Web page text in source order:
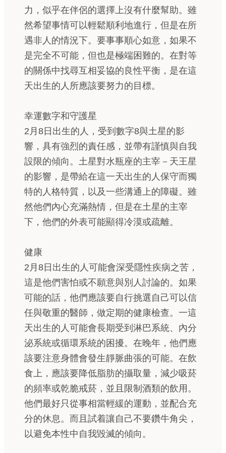
力，似乎在伴侶的選擇上沒有什麼幫助。雖
然希望事情可以輕鬆順利地進行，但是在所
遇非人的情況下。要事事順心如意，如果不
是完全不可能，但也是極端困難的。在對等
的關係中找尋互相妥協的良性平衡，是在這
天出生的人所應該要努力的目標。
幸運數字和守護星
2月8日出生的人，受到數字8與土星的影
響，具有強烈的責任感，並帶有謹慎與自我
設限的傾向。土星對水瓶座的主宰－天王星
的影響，是帶給在這一天出生的人保守而獨
特的人格特質，以及一些溝通上的障礙。雖
然他們內心充滿熱情，但是在土星的主宰
下，他們的外表可能顯得冷漠或疏離。
健康
2月8日出生的人可能會深受隱性疾病之苦，
這是他們害怕或不願意與別人討論的。如果
可能的話，他們應該要自行挑選自己可以信
任與敬重的醫師，做定期的健康檢查。一這
天出生的人可能會長期受到淋巴系統、內分
泌系統或循環系統的困擾。在晚年，他們應
該要注意身體會發生靜脈曲張的可能。在飲
食上，應該要降低脂肪的攝取量，減少吸菸
的頻率或乾脆戒菸，並且限制酒類的飲用。
他們最好只從事相當輕緩的運動，並配合充
分的休息。而且試着讓自己不要鑽牛角尖，
以避免本性中自我毀滅的傾向。